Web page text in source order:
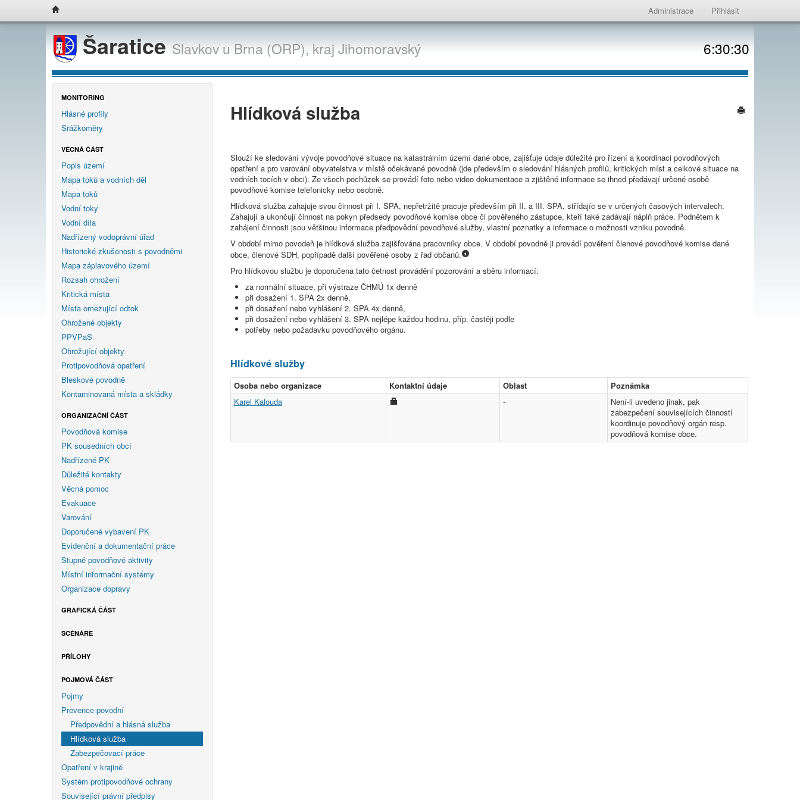
Administrace Přihlásit
ŠaraticeSlavkov u Brna (ORP),krajJihomoravský 6:30:30
MONITORING
Hlásné profily
Srážkoměry
VĚCNÁ ČÁST
Popis území
Mapa toků a vodních děl
Mapa toků
Vodní toky
Vodní díla
Nadřízený vodoprávní úřad
Historické zkušenosti s povodněmi
Mapa záplavového území
Rozsah ohrožení
Kritická místa
Místa omezující odtok
Ohrožené objekty
PPVPaS
Ohrožující objekty
Protipovodňová opatření
Bleskové povodně
Kontaminovaná místa a skládky
ORGANIZAČNÍ ČÁST
Povodňová komise
PK sousedních obcí
Nadřízené PK
Důležité kontakty
Věcná pomoc
Evakuace
Varování
Doporučené vybavení PK
Evidenční a dokumentační práce
Stupně povodňové aktivity
Místní informační systémy
Organizace dopravy
GRAFICKÁ ČÁST
SCÉNÁŘE
PŘÍLOHY
POJMOVÁ ČÁST
Pojmy
Prevence povodní
Předpovědní a hlásná služba
Hlídková služba
Zabezpečovací práce
Opatření v krajině
Systém protipovodňové ochrany
Související právní předpisy
Hlídková služba
Slouží ke sledování vývoje povodňové situace na katastrálním území dané obce, zajišťuje údaje důležité pro řízení a koordinaci povodňových
opatření a pro varování obyvatelstva v místě očekávané povodně (jde především o sledování hlásných profilů, kritických míst a celkové situace na
vodních tocích v obci). Ze všech pochůzek se provádí foto nebo video dokumentace a zjištěné informace se ihned předávají určené osobě
povodňové komise telefonicky nebo osobně.
Hlídková služba zahajuje svou činnost při I. SPA, nepřetržitě pracuje především při II. a III. SPA, střídajíc se v určených časových intervalech.
Zahajují a ukončují činnost na pokyn předsedy povodňové komise obce či pověřeného zástupce, kteří také zadávají náplň práce. Podnětem k
zahájení činnosti jsou většinou informace předpovědní povodňové služby, vlastní poznatky a informace o možnosti vzniku povodně.
V období mimo povodeň je hlídková služba zajišťována pracovníky obce. V období povodně ji provádí pověření členové povodňové komise dané
obce, členové SDH, popřípadě další pověřené osoby z řad občanů.
Pro hlídkovou službu je doporučena tato četnost provádění pozorování a sběru informací:
za normální situace, při výstraze ČHMÚ 1x denně
při dosažení 1. SPA 2x denně,
při dosažení nebo vyhlášení 2. SPA 4x denně,
při dosažení nebo vyhlášení 3. SPA nejlépe každou hodinu, příp. častěji podle
potřeby nebo požadavku povodňového orgánu.
Hlídkové služby
Osoba nebo organizace Kontaktní údaje Oblast
Poznámka
Karel Kalouda
-
Není-li uvedeno jinak, pak
zabezpečení souvisejících činností
koordinuje povodňový orgán resp.
povodňová komise obce.